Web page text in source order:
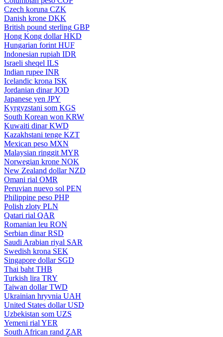
Czech koruna CZK
Danish krone DKK
British pound sterling GBP
Hong Kong dollar HKD
Hungarian forint HUF
Indonesian rupiah IDR
Israeli sheqel ILS
Indian rupee INR
Icelandic krona ISK
Jordanian dinar JOD
Japanese yen JPY
Kyrgyzstani som KGS
South Korean won KRW
Kuwaiti dinar KWD
Kazakhstani tenge KZT
Mexican peso MXN
Malaysian ringgit MYR
Norwegian krone NOK
New Zealand dollar NZD
Omani rial OMR
Peruvian nuevo sol PEN
Philippine peso PHP
Polish zloty PLN
Qatari rial QAR
Romanian leu RON
Serbian dinar RSD
Saudi Arabian riyal SAR
Swedish krona SEK
Singapore dollar SGD
Thai baht THB
Turkish lira TRY
Taiwan dollar TWD
Ukrainian hryvnia UAH
United States dollar USD
Uzbekistan som UZS
Yemeni rial YER
South African rand ZAR